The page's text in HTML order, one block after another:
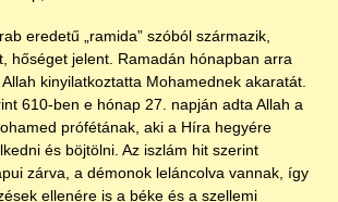
eredetű „ramida” szóból származik,
hőséget jelent. Ramadán hónapban arra
kinyilatkoztatta Mohamednek akaratát.
610-ben e hónap 27. napján adta Allah a
prófétának, aki a Híra hegyére
és böjtölni. Az iszlám hit szerint
zárva, a démonok leláncolva vannak, így
ellenére is a béke és a szellemi